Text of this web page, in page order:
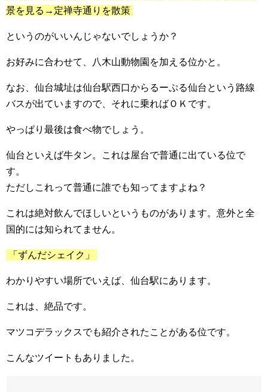
景を見る→定禅寺通りを散策
というのがいいんじゃないでしょうか？
お好みに合わせて、八木山動物園を加える位かと。
なお、仙台城址は仙台駅西口からるーぷる仙台という路線
バスが出ていますので、それに乗ればＯＫです。
やっぱり最後は食べ物でしょう。
仙台といえば牛タン。これは屋台で普通に出ている位で
す。
ただしこれって普通に誰でも知ってますよね？
これは絶対飲んでほしいというものがあります。意外と全
国的には知られてません。
「ずんだシェイク」
わかりやすい場所でいえば、仙台駅にあります。
これは、絶品です。
マツコデラックスでも紹介されたことがある位です。
こんなツイートもありました。